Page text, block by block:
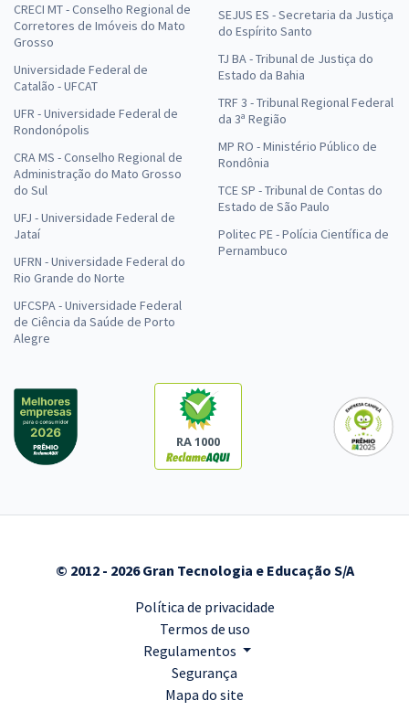
CRECI MT - Conselho Regional de
Corretores de Imóveis do Mato
Grosso
Universidade Federal de
Catalão - UFCAT
UFR - Universidade Federal de
Rondonópolis
CRA MS - Conselho Regional de
Administração do Mato Grosso
do Sul
UFJ - Universidade Federal de
Jataí
UFRN - Universidade Federal do
Rio Grande do Norte
UFCSPA - Universidade Federal
de Ciência da Saúde de Porto
Alegre
SEJUS ES - Secretaria da Justiça
do Espírito Santo
TJ BA - Tribunal de Justiça do
Estado da Bahia
TRF 3 - Tribunal Regional Federal
da 3ª Região
MP RO - Ministério Público de
Rondônia
TCE SP - Tribunal de Contas do
Estado de São Paulo
Politec PE - Polícia Científica de
Pernambuco
RA 1000
© 2012 - 2026 Gran Tecnologia e Educação S/A
Política de privacidade
Termos de uso
Regulamentos
Segurança
Mapa do site